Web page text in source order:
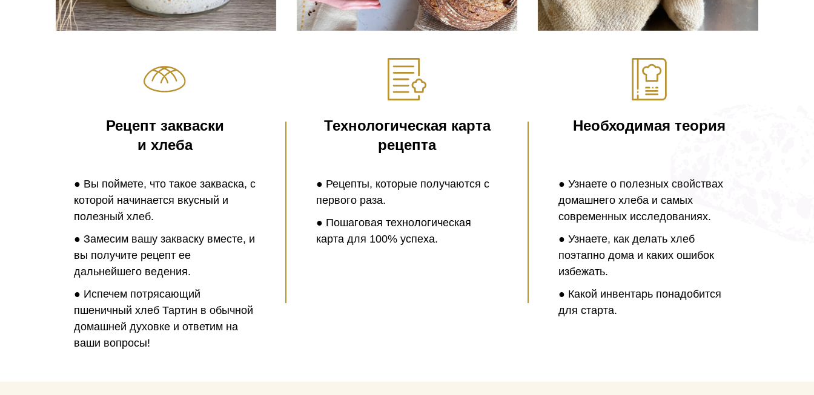
Рецепт закваски
и хлеба
● Вы поймете, что такое закваска, с
которой начинается вкусный и
полезный хлеб.
● Замесим вашу закваску вместе, и
вы получите рецепт ее
дальнейшего ведения.
● Испечем потрясающий
пшеничный хлеб Тартин в обычной
домашней духовке и ответим на
ваши вопросы!
Технологическая карта
рецепта
● Рецепты, которые получаются с
первого раза.
● Пошаговая технологическая
карта для 100% успеха.
Необходимая теория
● Узнаете о полезных свойствах
домашнего хлеба и самых
современных исследованиях.
● Узнаете, как делать хлеб
поэтапно дома и каких ошибок
избежать.
● Какой инвентарь понадобится
для старта.